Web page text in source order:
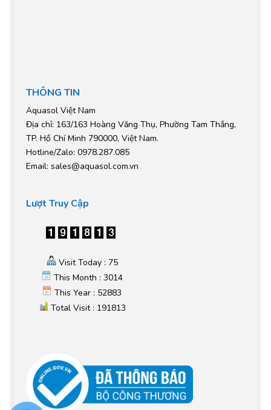
THÔNG TIN
Aquasol Việt Nam
Địa chỉ: 163/163 Hoàng Văng Thụ, Phường Tam Thắng,
TP. Hồ Chí Minh 790000, Việt Nam.
Hotline/Zalo: 0978.287.085
Email: sales@aquasol.com.vn
Lượt Truy Cập
Visit Today : 75
This Month : 3014
This Year : 52883
Total Visit : 191813